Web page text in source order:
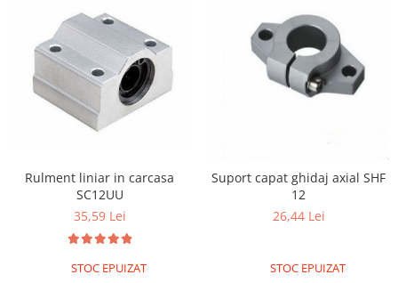
Rulment liniar in carcasa
SC12UU
35,59 Lei
STOC EPUIZAT
Suport capat ghidaj axial SHF
12
26,44 Lei
STOC EPUIZAT